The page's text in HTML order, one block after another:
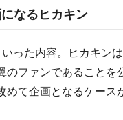
なるヒカキン
った内容。ヒカキン
のファンであることを
て企画となるケース